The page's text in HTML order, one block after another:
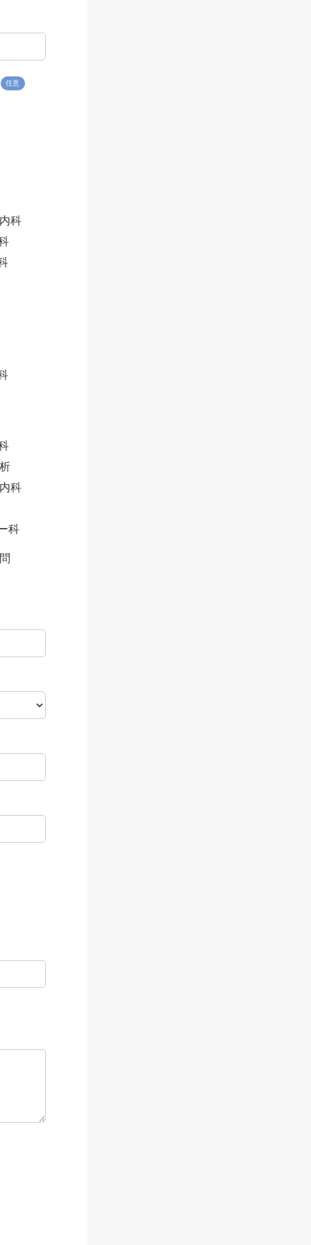
任意
科
科
科